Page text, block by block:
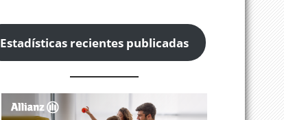
Estadísticas recientes publicadas